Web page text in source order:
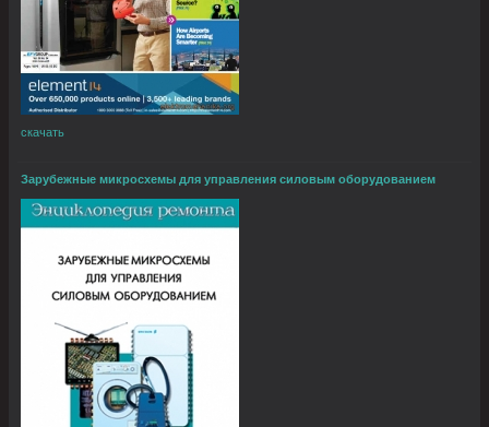
скачать
Зарубежные микросхемы для управления силовым оборудованием